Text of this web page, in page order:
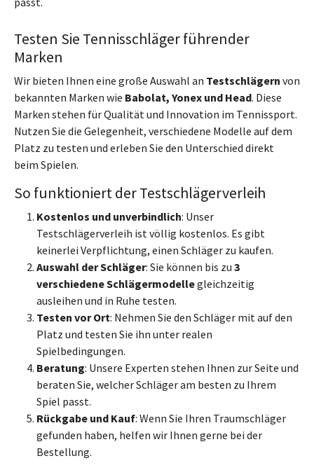
Testen Sie Tennisschläger führender
Marken
Wir bieten Ihnen eine große Auswahl an Testschlägern von
bekannten Marken wie Babolat, Yonex und Head. Diese
Marken stehen für Qualität und Innovation im Tennissport.
Nutzen Sie die Gelegenheit, verschiedene Modelle auf dem
Platz zu testen und erleben Sie den Unterschied direkt
beim Spielen.
So funktioniert der Testschlägerverleih
Kostenlos und unverbindlich: Unser
Testschlägerverleih ist völlig kostenlos. Es gibt
keinerlei Verpflichtung, einen Schläger zu kaufen.
Auswahl der Schläger: Sie können bis zu 3
verschiedene Schlägermodellegleichzeitig
ausleihen und in Ruhe testen.
Testen vor Ort: Nehmen Sie den Schläger mit auf den
Platz und testen Sie ihn unter realen
Spielbedingungen.
Beratung: Unsere Experten stehen Ihnen zur Seite und
beraten Sie, welcher Schläger am besten zu Ihrem
Spiel passt.
Rückgabe und Kauf: Wenn Sie Ihren Traumschläger
gefunden haben, helfen wir Ihnen gerne bei der
Bestellung.